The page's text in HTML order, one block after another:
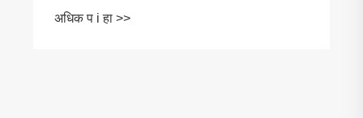
अधिक प i हा >>